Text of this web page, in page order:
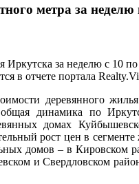
метра за
за неделю с 10
в отчете портала
деревянного
динамика по
домах
рост цен в
домов – в Кировском
и Свердловском